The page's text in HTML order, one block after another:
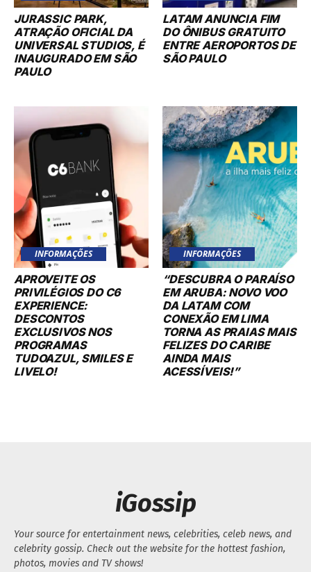
JURASSIC PARK,
ATRAÇÃO OFICIAL DA
UNIVERSAL STUDIOS, É
INAUGURADO EM SÃO
PAULO
LATAM ANUNCIA FIM
DO ÔNIBUS GRATUITO
ENTRE AEROPORTOS DE
SÃO PAULO
INFORMAÇÕES
APROVEITE OS
PRIVILÉGIOS DO C6
EXPERIENCE:
DESCONTOS
EXCLUSIVOS NOS
PROGRAMAS
TUDOAZUL, SMILES E
LIVELO!
INFORMAÇÕES
“DESCUBRA O PARAÍSO
EM ARUBA: NOVO VOO
DA LATAM COM
CONEXÃO EM LIMA
TORNA AS PRAIAS MAIS
FELIZES DO CARIBE
AINDA MAIS
ACESSÍVEIS!”
iGossip
Your source for entertainment news, celebrities, celeb news, and
celebrity gossip. Check out the website for the hottest fashion,
photos, movies and TV shows!